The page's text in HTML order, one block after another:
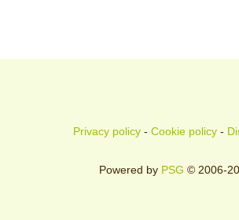
Privacy policy- Cookie policy-
Powered by PSG © 2006-